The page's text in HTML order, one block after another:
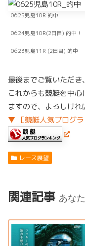
0625児島10R 的中
0624児島10R(2日目) 的中！
0623児島11R (2日目) 的中
最後までご覧いただき
これからも競艇を中
ますので、よろしけ
▼ ［競艇人気ブログラ
レース展望
関連記事 あな